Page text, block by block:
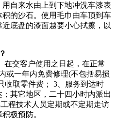
自来水由上到下地冲洗车漆表
的沙石。使用毛巾由车顶到车
底盘的漆面越要小心拭擦，以
在交客户使用之日起，在正常
或一年内免费修理(不包括易损
收取零件费； 3、服务到达时
其它地区，二十四小时内派出
程技术人员定期或不定期走访
极预防。